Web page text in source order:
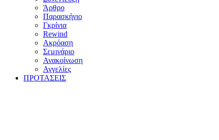
Άρθρο
Παρασκήνιο
Γκρίνια
Rewind
Ακρόαση
Σεμινάριο
Ανακοίνωση
Αγγελίες
ΠΡΟΤΑΣΕΙΣ